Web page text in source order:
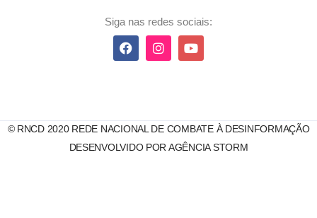
Siga nas redes sociais:
© RNCD 2020 REDE NACIONAL DE COMBATE À DESINFORMAÇÃO
DESENVOLVIDO POR AGÊNCIA STORM